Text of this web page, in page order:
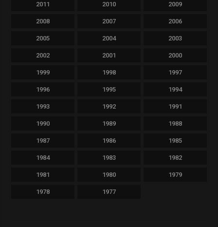
2011 2010 2009
2008 2007 2006
2005 2004 2003
2002 2001 2000
1999 1998 1997
1996 1995 1994
1993 1992 1991
1990 1989 1988
1987 1986 1985
1984 1983 1982
1981 1980 1979
1978 1977